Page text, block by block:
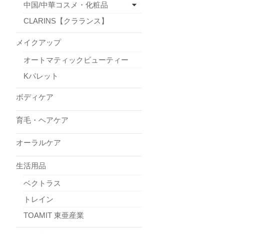
中国/中華コスメ・化粧品
CLARINS【クラランス】
メイクアップ
オートマティックビューティー
Kパレット
ボディケア
育毛・ヘアケア
オーラルケア
生活用品
ベクトラス
トレイン
TOAMIT 東亜産業